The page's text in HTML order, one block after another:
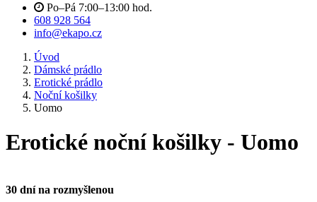
Po–Pá 7:00–13:00 hod.
608 928 564
info@ekapo.cz
Úvod
Dámské prádlo
Erotické prádlo
Noční košilky
Uomo
Erotické noční košilky - Uomo
30 dní na rozmyšlenou